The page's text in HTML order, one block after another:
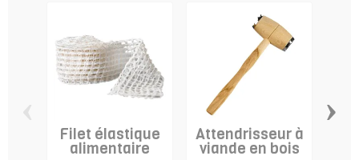
Filet élastique
alimentaire
Attendrisseur à
viande en bois
›